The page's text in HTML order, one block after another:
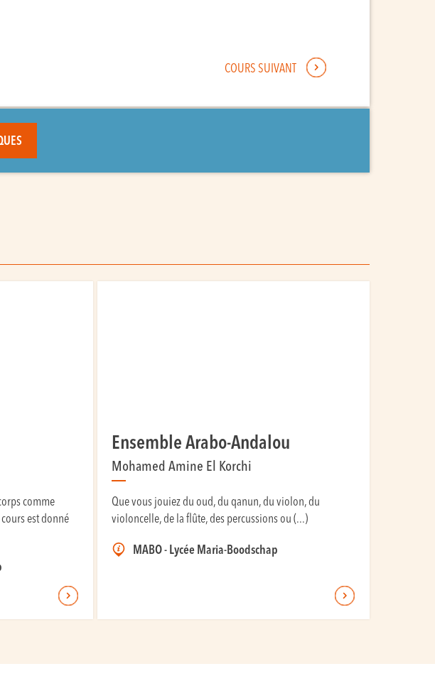
COURS SUIVANT
comme
est donné
Ensemble Arabo-Andalou
Mohamed Amine El Korchi
Que vous jouiez du oud, du qanun, du violon, du
violoncelle, de la flûte, des percussions ou (...)
MABO - Lycée Maria-Boodschap